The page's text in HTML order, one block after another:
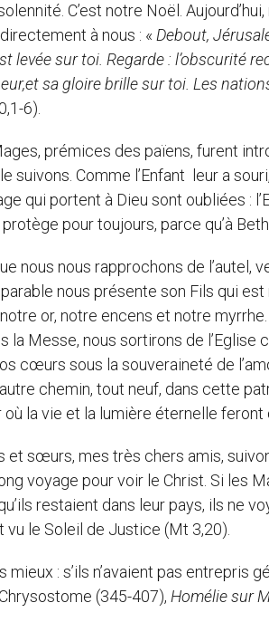
C’est notre Noël.
à nous : « Debout,
levée sur toi. Regarde : l’obscurité
sa gloire brille sur toi. Les
6).
prémices des païens, furent
suivons. Comme l’Enfant leur a
qui portent à Dieu sont oubliées :
protège pour toujours, parce qu’à
nous rapprochons de l’autel,
nous présente son Fils qui
or, notre encens et notre
la Messe, nous sortirons de
cœurs sous la souveraineté de
chemin, tout neuf, dans cette
où la vie et la lumière éternelle
mes très chers amis, suivons
voyage pour voir le Christ. Si les
restaient dans leur pays, ils ne
vu le Soleil de Justice (Mt 3,20).
: s’ils n’avaient pas entrepris
(345-407), Homélie sur